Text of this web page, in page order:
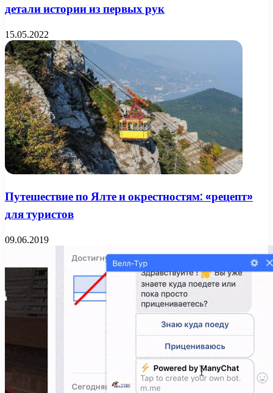
детали истории из первых рук
15.05.2022
Путешествие по Ялте и окрестностям: «рецепт»
для туристов
09.06.2019